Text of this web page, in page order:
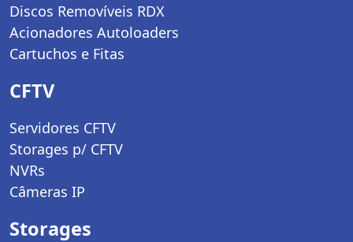
Discos Removíveis RDX
Acionadores Autoloaders
Cartuchos e Fitas
CFTV
Servidores CFTV
Storages p/ CFTV
NVRs
Câmeras IP
Storages